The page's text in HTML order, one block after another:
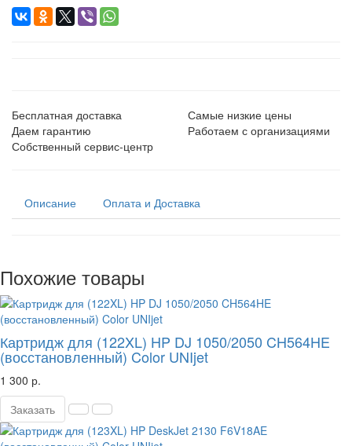
Бесплатная доставка
Самые низкие цены
Даем гарантию
Работаем с организациями
Собственный сервис-центр
Описание Оплата и Доставка
Похожие товары
Картридж для (122XL) HP DJ 1050/2050 CH564HE
(восстановленный) Color UNIjet
1 300 р.
Заказать